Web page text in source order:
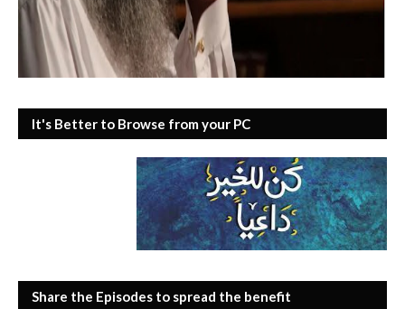
It's Better to Browse from your PC
Share the Episodes to spread the benefit